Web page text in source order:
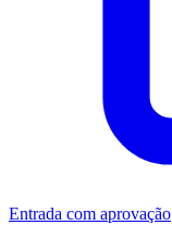
Entrada com aprovação